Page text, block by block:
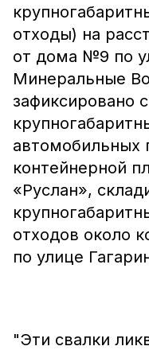
отходы) на
от дома №9 по
Минеральные
зафиксировано
автомобильных
контейнерной
«Руслан»,
отходов около
по улице
"Эти свалки